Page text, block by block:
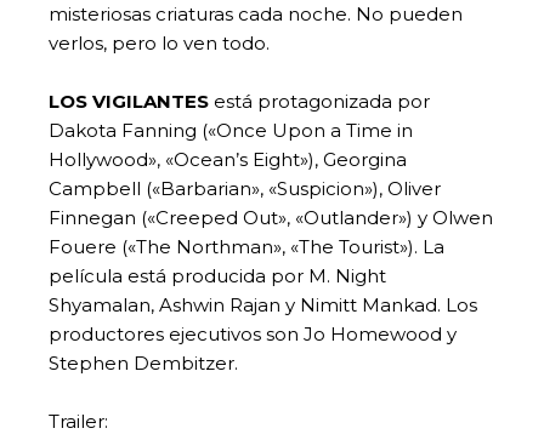
misteriosas criaturas cada noche. No pueden
verlos, pero lo ven todo.
LOS VIGILANTES está protagonizada por
Dakota Fanning («Once Upon a Time in
Hollywood», «Ocean’s Eight»), Georgina
Campbell («Barbarian», «Suspicion»), Oliver
Finnegan («Creeped Out», «Outlander») y Olwen
Fouere («The Northman», «The Tourist»). La
película está producida por M. Night
Shyamalan, Ashwin Rajan y Nimitt Mankad. Los
productores ejecutivos son Jo Homewood y
Stephen Dembitzer.
Trailer: